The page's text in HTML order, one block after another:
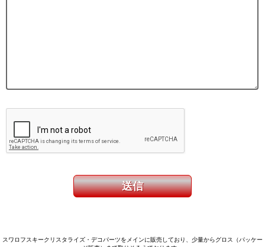
スワロフスキークリスタライズ・デコパーツをメインに販売しており、少量からグロス（パッケー